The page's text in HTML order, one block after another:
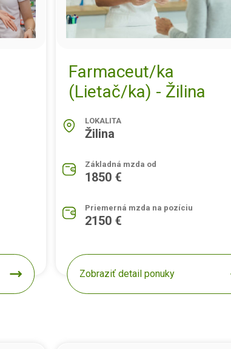
Farmaceut/ka
(Lietač/ka) - Žilina
LOKALITA
Žilina
Základná mzda od
1850 €
Priemerná mzda na pozíciu
2150 €
Zobraziť detail ponuky